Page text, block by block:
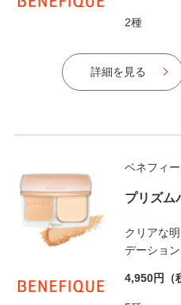
2種
詳細を見る
ベネフィー
プリズム
クリアな
デーション
4,950円 （